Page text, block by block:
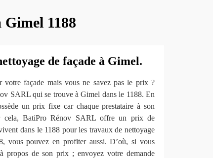
1188
de façade à Gimel.
votre façade mais vous ne savez pas le prix ?
SARL qui se trouve à Gimel dans le 1188. En
un prix fixe car chaque prestataire à son
cela, BatiPro Rénov SARL offre un prix de
dans le 1188 pour les travaux de nettoyage
vous pouvez en profiter aussi. D’où, si vous
propos de son prix ; envoyez votre demande